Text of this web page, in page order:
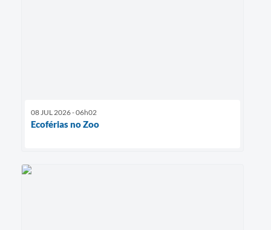
08 JUL 2026 - 06h02
Ecoférias no Zoo